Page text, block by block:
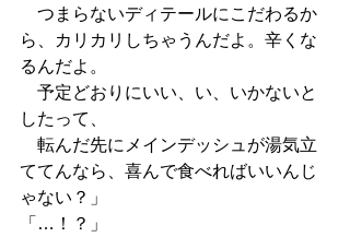
つまらないディテールにこだわるか
ら、カリカリしちゃうんだよ。辛くな
るんだよ。
予定どおりにいい、い、いかないと
したって、
転んだ先にメインデッシュが湯気立
ててんなら、喜んで食べればいいんじ
ゃない？」
「…！？」